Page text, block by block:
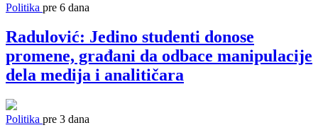
Politika pre 6 dana
Radulović: Jedino studenti donose
promene, građani da odbace manipulacije
dela medija i analitičara
Politika pre 3 dana